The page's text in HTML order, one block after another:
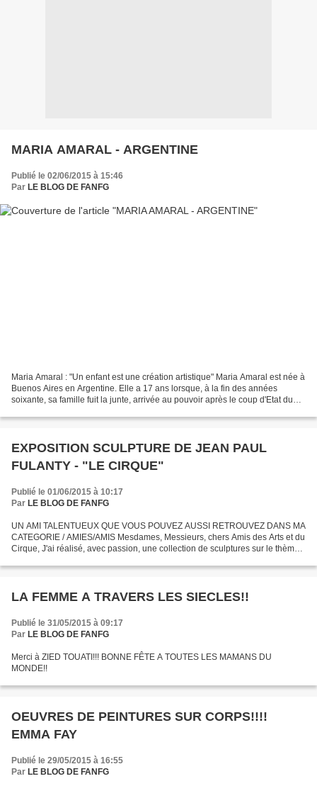
MARIA AMARAL - ARGENTINE
Publié le 02/06/2015 à 15:46
Par LE BLOG DE FANFG
Maria Amaral : "Un enfant est une création artistique" Maria Amaral est née à
Buenos Aires en Argentine. Elle a 17 ans lorsque, à la fin des années
soixante, sa famille fuit la junte, arrivée au pouvoir après le coup d'Etat du
EXPOSITION SCULPTURE DE JEAN PAUL
FULANTY - "LE CIRQUE"
Publié le 01/06/2015 à 10:17
Par LE BLOG DE FANFG
UN AMI TALENTUEUX QUE VOUS POUVEZ AUSSI RETROUVEZ DANS MA
CATEGORIE / AMIES/AMIS Mesdames, Messieurs, chers Amis des Arts et du
Cirque, J'ai réalisé, avec passion, une collection de sculptures sur le thème
LA FEMME A TRAVERS LES SIECLES!!
Publié le 31/05/2015 à 09:17
Par LE BLOG DE FANFG
Merci à ZIED TOUATI!!! BONNE FÊTE A TOUTES LES MAMANS DU
MONDE!!
OEUVRES DE PEINTURES SUR CORPS!!!!
EMMA FAY
Publié le 29/05/2015 à 16:55
Par LE BLOG DE FANFG